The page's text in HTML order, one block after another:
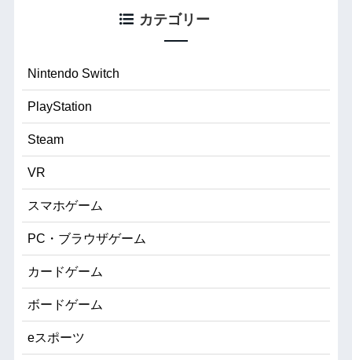
カテゴリー
Nintendo Switch
PlayStation
Steam
VR
スマホゲーム
PC・ブラウザゲーム
カードゲーム
ボードゲーム
eスポーツ